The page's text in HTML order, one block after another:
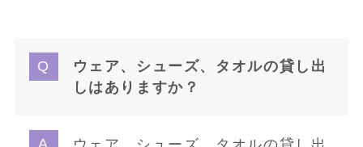
ウェア、シューズ、タオルの貸し出
しはありますか？